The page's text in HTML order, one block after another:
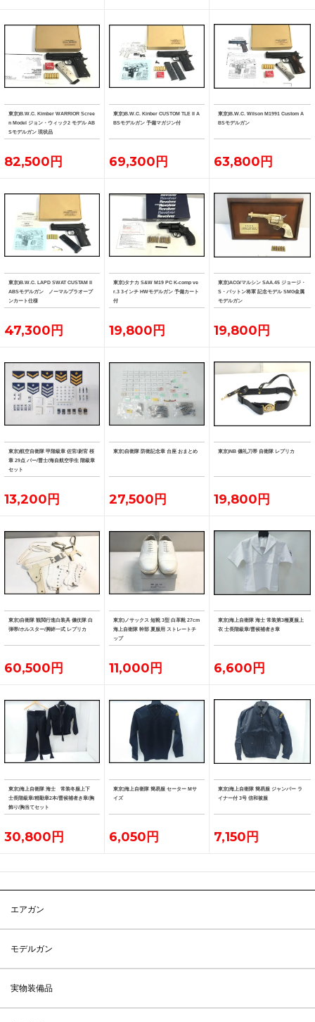
東京)B.W.C. Kimber WARRIOR Scree
n Model ジョン・ウィック2 モデル AB
Sモデルガン 現状品
82,500円
東京)B.W.C. Kinber CUSTOM TLE II A
BSモデルガン 予備マガジン付
69,300円
東京)B.W.C. Wilson M1991 Custom A
BSモデルガン
63,800円
東京)B.W.C. LAPD SWAT CUSTAM II
ABSモデルガン ノーマルプラオープ
ンカート仕様
47,300円
東京)タナカ S&W M19 PC K-comp ve
r.3 3インチ HWモデルガン 予備カート
付
19,800円
東京)ACG/マルシン SAA.45 ジョージ・
S・パットン将軍 記念モデル SMG金属
モデルガン
19,800円
東京)航空自衛隊 甲階級章 佐官/尉官 桜
章 29点 バー/曹士/海自航空学生 階級章
セット
13,200円
東京)自衛隊 防衛記念章 台座 おまとめ
27,500円
東京)NB 儀礼刀帯 自衛隊 レプリカ
19,800円
東京)自衛隊 観閲行進白装具 儀仗隊 白
弾帯/ホルスター/脚絆一式 レプリカ
60,500円
東京)ノサックス 短靴 3型 白革靴 27cm
海上自衛隊 幹部 夏服用 ストレートチ
ップ
11,000円
東京)海上自衛隊 海士 常装第3種夏服上
衣 士長階級章/曹候補者き章
6,600円
東京)海上自衛隊 海士 常装冬服上下
士長階級章/精勤章2本/曹候補者き章/胸
飾り/胸当てセット
30,800円
東京)海上自衛隊 簡易服 セーター Mサ
イズ
6,050円
東京)海上自衛隊 簡易服 ジャンパー ラ
イナー付 3号 信和被服
7,150円
エアガン
モデルガン
実物装備品